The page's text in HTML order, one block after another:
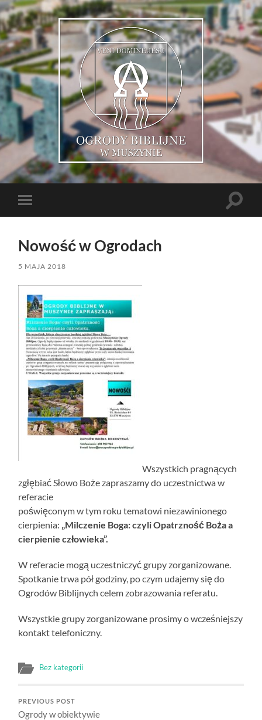
Muszyńskie
Ogrody
Biblijne
mobile
Toggle
Nowość w Ogrodach
5 MAJA 2018
Wszystkich pragnących
zgłębiać Słowo Boże zapraszamy do uczestnictwa w
referacie
poświęconym w tym roku tematowi niezawinionego
cierpienia: „Milczenie Boga: czyli Opatrzność Boża a
cierpienie człowieka”.
W referacie mogą uczestniczyć grupy zorganizowane.
Spotkanie trwa pół godziny, po czym udajemy się do
Ogrodów Biblijnych celem zobrazowania referatu.
Wszystkie grupy zorganizowane prosimy o wcześniejszy
kontakt telefoniczny.
Bez kategorii
PREVIOUS POST
Ogrody w obiektywie